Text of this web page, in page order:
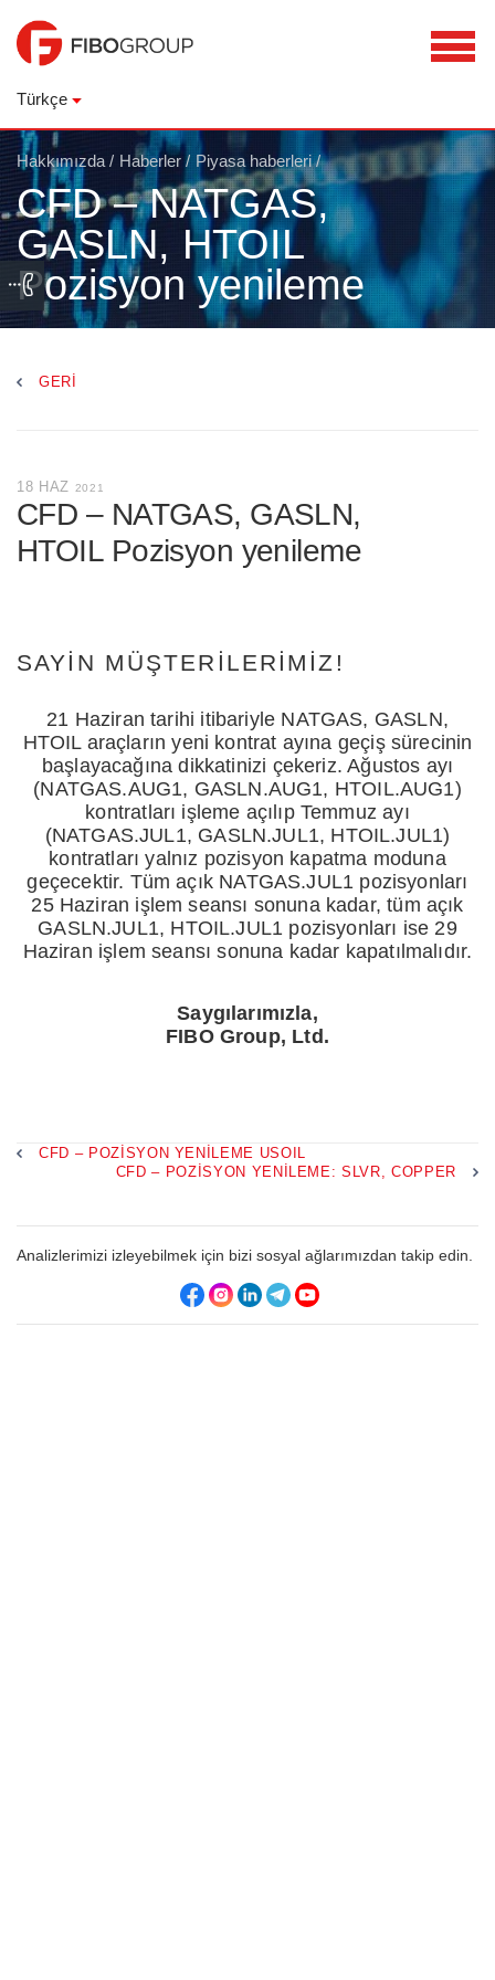
Türkçe
Hakkımızda / Haberler / Piyasa haberleri/
CFD – NATGAS,
GASLN, HTOIL
Pozisyon yenileme
GERI
18 HAZ 2021
CFD – NATGAS, GASLN,
HTOIL Pozisyon yenileme
SAYIN MÜŞTERILERIMIZ!
21 Haziran tarihi itibariyle NATGAS, GASLN,
HTOIL araçların yeni kontrat ayına geçiş sürecinin
başlayacağına dikkatinizi çekeriz. Ağustos ayı
(NATGAS.AUG1, GASLN.AUG1, HTOIL.AUG1)
kontratları işleme açılıp Temmuz ayı
(NATGAS.JUL1, GASLN.JUL1, HTOIL.JUL1)
kontratları yalnız pozisyon kapatma moduna
geçecektir. Tüm açık NATGAS.JUL1 pozisyonları
25 Haziran işlem seansı sonuna kadar, tüm açık
GASLN.JUL1, HTOIL.JUL1 pozisyonları ise 29
Haziran işlem seansı sonuna kadar kapatılmalıdır.
Saygılarımızla,
FIBO Group, Ltd.
CFD – POZISYON YENILEME USOIL
CFD – POZISYON YENILEME: SLVR, COPPER
Analizlerimizi izleyebilmek için bizi sosyal ağlarımızdan takip edin.